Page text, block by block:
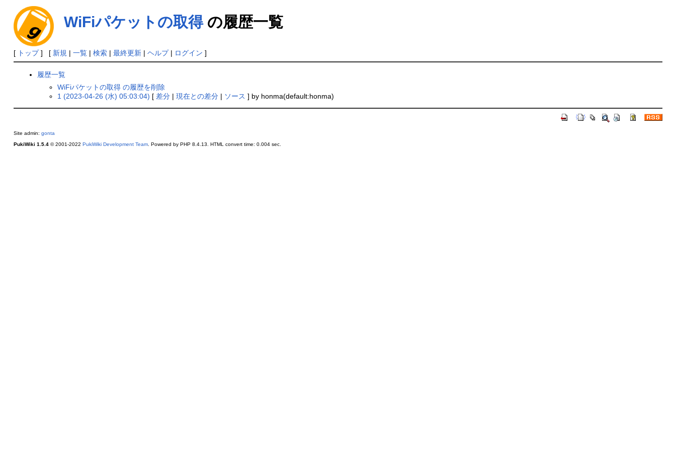
WiFiパケットの取得の履歴一覧
[ トップ] [ 新規 | 一覧| 検索| 最終更新| ヘルプ| ログイン ]
履歴一覧
WiFiパケットの取得 の履歴を削除
1 (2023-04-26 (水) 05:03:04) [ 差分 |現在との差分 | ソース ] by honma(default:honma)
Site admin: gonta
PukiWiki 1.5.4© 2001-2022 PukiWiki Development Team. Powered by PHP 8.4.13. HTML convert time: 0.004 sec.